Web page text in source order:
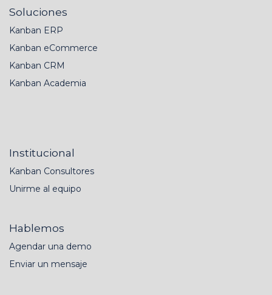
Soluciones
Kanban ERP
Kanban eCommerce
Kanban CRM
Kanban Academia
Institucional
Kanban Consultores
Unirme al equipo
Hablemos
Agendar una demo
Enviar un mensaje